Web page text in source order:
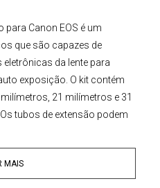
para Canon EOS é um
que são capazes de
da lente para
exposição. O kit contém
21 milímetros e 31
tubos de extensão podem
ópticos são
que a imagem vai preservar
MAIS